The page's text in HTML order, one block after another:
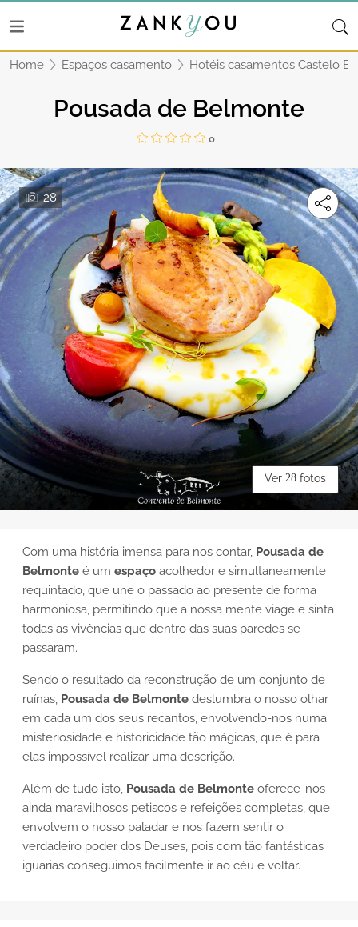
Home Espaços casamento Hotéis casamentos Castelo
Pousada de Belmonte
0
28
Ver 28 fotos
Com uma história imensa para nos contar, Pousada de
Belmonte é um espaço acolhedor e simultaneamente
requintado, que une o passado ao presente de forma
harmoniosa, permitindo que a nossa mente viage e sinta
todas as vivências que dentro das suas paredes se
passaram.
Sendo o resultado da reconstrução de um conjunto de
ruínas, Pousada de Belmonte deslumbra o nosso olhar
em cada um dos seus recantos, envolvendo-nos numa
misteriosidade e historicidade tão mágicas, que é para
elas impossível realizar uma descrição.
Além de tudo isto, Pousada de Belmonte oferece-nos
ainda maravilhosos petiscos e refeições completas, que
envolvem o nosso paladar e nos fazem sentir o
verdadeiro poder dos Deuses, pois com tão fantásticas
iguarias conseguimos facilmente ir ao céu e voltar.